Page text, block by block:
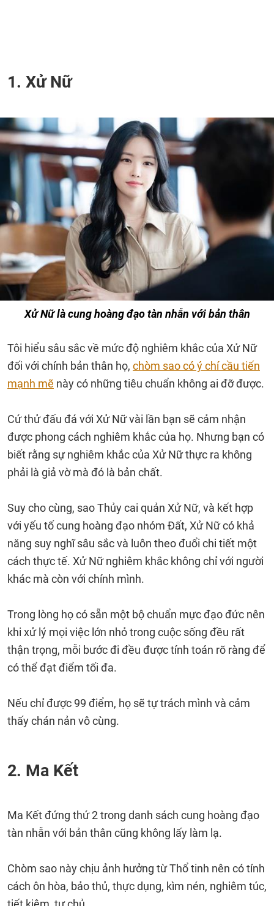
1. Xử Nữ
Xử Nữ là cung hoàng đạo tàn nhẫn với bản thân
Tôi hiểu sâu sắc về mức độ nghiêm khắc của Xử Nữ
đối với chính bản thân họ, chòm sao có ý chí cầu tiến
mạnh mẽ này có những tiêu chuẩn không ai đỡ được.
Cứ thử đấu đá với Xử Nữ vài lần bạn sẽ cảm nhận
được phong cách nghiêm khắc của họ. Nhưng bạn có
biết rằng sự nghiêm khắc của Xử Nữ thực ra không
phải là giả vờ mà đó là bản chất.
Suy cho cùng, sao Thủy cai quản Xử Nữ, và kết hợp
với yếu tố cung hoàng đạo nhóm Đất, Xử Nữ có khả
năng suy nghĩ sâu sắc và luôn theo đuổi chi tiết một
cách thực tế. Xử Nữ nghiêm khắc không chỉ với người
khác mà còn với chính mình.
Trong lòng họ có sẵn một bộ chuẩn mực đạo đức nên
khi xử lý mọi việc lớn nhỏ trong cuộc sống đều rất
thận trọng, mỗi bước đi đều được tính toán rõ ràng để
có thể đạt điểm tối đa.
Nếu chỉ được 99 điểm, họ sẽ tự trách mình và cảm
thấy chán nản vô cùng.
2. Ma Kết
Ma Kết đứng thứ 2 trong danh sách cung hoàng đạo
tàn nhẫn với bản thân cũng không lấy làm lạ.
Chòm sao này chịu ảnh hưởng từ Thổ tinh nên có tính
cách ôn hòa, bảo thủ, thực dụng, kìm nén, nghiêm túc,